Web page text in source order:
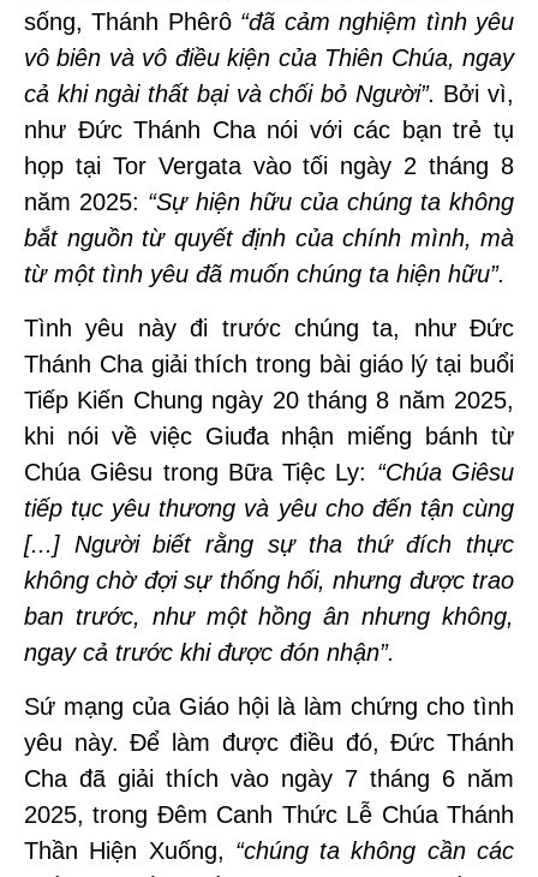
sống, Thánh Phêrô “đã cảm nghiệm tình yêu
vô biên và vô điều kiện của Thiên Chúa, ngay
cả khi ngài thất bại và chối bỏ Người”. Bởi vì,
như Đức Thánh Cha nói với các bạn trẻ tụ
họp tại Tor Vergata vào tối ngày 2 tháng 8
năm 2025: “Sự hiện hữu của chúng ta không
bắt nguồn từ quyết định của chính mình, mà
từ một tình yêu đã muốn chúng ta hiện hữu”.
Tình yêu này đi trước chúng ta, như Đức
Thánh Cha giải thích trong bài giáo lý tại buổi
Tiếp Kiến Chung ngày 20 tháng 8 năm 2025,
khi nói về việc Giuđa nhận miếng bánh từ
Chúa Giêsu trong Bữa Tiệc Ly: “Chúa Giêsu
tiếp tục yêu thương và yêu cho đến tận cùng
[...] Người biết rằng sự tha thứ đích thực
không chờ đợi sự thống hối, nhưng được trao
ban trước, như một hồng ân nhưng không,
ngay cả trước khi được đón nhận”.
Sứ mạng của Giáo hội là làm chứng cho tình
yêu này. Để làm được điều đó, Đức Thánh
Cha đã giải thích vào ngày 7 tháng 6 năm
2025, trong Đêm Canh Thức Lễ Chúa Thánh
Thần Hiện Xuống, “chúng ta không cần các